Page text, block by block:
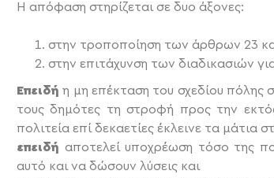
Η απόφαση στηρίζεται σε δυο άξονες:
στην τροποποίηση των άρθρων 23
στην επιτάχυνση των διαδικασιών
Επειδή η μη επέκταση του σχεδίου πόλης
τους δημότες τη στροφή προς την
πολιτεία επί δεκαετίες έκλεινε τα μάτια
επειδή αποτελεί υποχρέωση τόσο της
αυτό και να δώσουν λύσεις και